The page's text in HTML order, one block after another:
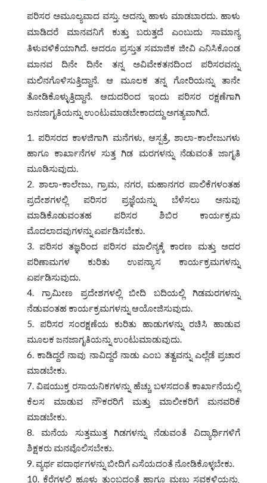
ಪರಿಸರ ಅಮೂಲ್ಯವಾದ ವಸ್ತು. ಅದನ್ನು ಹಾಳು ಮಾಡಬಾರದು. ಹಾಳು
ಮಾಡಿದರೆ ಮಾನವನಿಗೆ ಕುತ್ತು ಬರುತ್ತದೆ ಎಂಬುದು ಸಾಮಾನ್ಯ
ತಿಳುವಳಿಕೆಯಾಗಿದೆ. ಆದರೂ ಪ್ರಸ್ತುತ ಸಮಾಜಿಕ ಜೀವಿ ಎನಿಸಿಕೊಂಡ
ಮಾನವ ದಿನೇ ದಿನೇ ತನ್ನ ಅವಿವೇಕತನದಿಂದ ಪರಿಸರವನ್ನು
ಮಲಿನಗೊಳಿಸುತ್ತಿದ್ದಾನೆ. ಆ ಮೂಲಕ ತನ್ನ ಗೋರಿಯನ್ನು ತಾನೇ
ತೋಡಿಕೊಳ್ಳುತ್ತಿದ್ದಾನೆ. ಆದುದರಿಂದ ಇಂದು ಪರಿಸರ ರಕ್ಷಣೆಗಾಗಿ
ಜನಜಾಗೃತಿಯನ್ನು ಉಂಟುಮಾಡಬೇಕಾದದ್ದು ಅಗತ್ಯವಾಗಿದೆ.
ಪರಿಸರದ ಕಾಳಜಿಗಾಗಿ ಮನೆಗಳು, ಆಸ್ಪತ್ರೆ, ಶಾಲಾ-ಕಾಲೇಜುಗಳು
ಹಾಗೂ ಕಾರ್ಖಾನೆಗಳ ಸುತ್ತ ಗಿಡ ಮರಗಳನ್ನು ನೆಡುವಂತೆ ಜಾಗೃತಿ
ಮೂಡಿಸುವುದು.
ಶಾಲಾ-ಕಾಲೇಜು, ಗ್ರಾಮ, ನಗರ, ಮಹಾನಗರ ಪಾಲಿಕೆಗಳಂತಹ
ಪ್ರದೇಶಗಳಲ್ಲಿ ಪರಿಸರ ಪ್ರಜ್ಞೆಯನ್ನು ಬೆಳೆಸಲು ಅನುವು
ಮಾಡಿಕೊಡುವಂತಹ ಪರಿಸರ ಶಿಬಿರ ಕಾರ್ಯಕ್ರಮ
ಮೊದಲಾದವುಗಳನ್ನು ಏರ್ಪಡಿಸಬೇಕು.
ಪರಿಸರ ತಜ್ಞರಿಂದ ಪರಿಸರ ಮಾಲಿನ್ಯಕ್ಕೆ ಕಾರಣ ಮತ್ತು ಅದರ
ಪರಿಣಾಮಗಳ ಕುರಿತು ಉಪನ್ಯಾಸ ಕಾರ್ಯಕ್ರಮಗಳನ್ನು
ಏರ್ಪಡಿಸುವುದು.
ಗ್ರಾಮೀಣ ಪ್ರದೇಶಗಳಲ್ಲಿ ಬೀದಿ ಬದಿಯಲ್ಲಿ ಗಿಡಮರಗಳನ್ನು
ನೆಡುವಂತಹ ಕಾರ್ಯಕ್ರಮಗಳನ್ನು ಆಯೋಜಿಸುವುದು.
ಪರಿಸರ ಸಂರಕ್ಷಣೆಯ ಕುರಿತು ಹಾಡುಗಳನ್ನು ರಚಿಸಿ ಹಾಡುವ
ಮೂಲಕ ಜನಜಾಗೃತಿಯನ್ನು ಉಂಟುಮಾಡುವುದು.
ಕಾಡಿದ್ದರೆ ನಾವು ನಾವಿದ್ದರೆ ನಾಡು ಎಂಬ ತತ್ವವನ್ನು ಎಲ್ಲೆಡೆ ಪ್ರಚಾರ
ಮಾಡಬೇಕು.
ವಿಷಯುಕ್ತ ರಸಾಯನಿಕಗಳನ್ನು ಹೆಚ್ಚು ಬಳಸದಂತೆ ಕಾರ್ಖಾನೆಯಲ್ಲಿ
ಕೆಲಸ ಮಾಡುವ ನೌಕರರಿಗೆ ಮತ್ತು ಮಾಲೀಕರಿಗೆ ಮನವರಿಕೆ
ಮಾಡಬೇಕು.
ಮನೆಯ ಸುತ್ತಮುತ್ತ ಗಿಡಗಳನ್ನು ನೆಡುವಂತೆ ವಿದ್ಯಾರ್ಥಿಗಳಿಗೆ
ಶಿಕ್ಷಕರು ಮನವೊಲಿಸಬೇಕು.
ವ್ಯರ್ಥ ಪದಾರ್ಥಗಳನ್ನು ಬೀದಿಗೆ ಎಸೆಯದಂತೆ ನೋಡಿಕೊಳ್ಳಬೇಕು.
ಕೆರೆಗಳಲ್ಲಿ ಹೂಳು ತುಂಬದಂತೆ ಹಾಗೂ ಮಣ್ಣು ಸವಕಳಿಯನ್ನು